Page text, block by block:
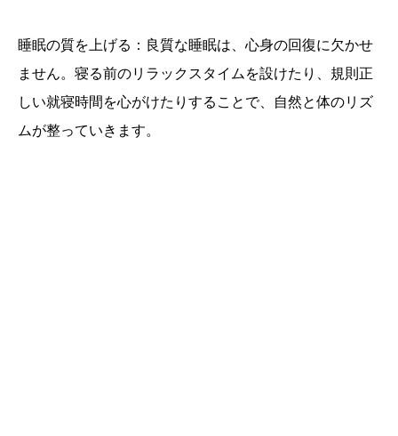
睡眠の質を上げる：良質な睡眠は、心身の回復に欠かせ
ません。寝る前のリラックスタイムを設けたり、規則正
しい就寝時間を心がけたりすることで、自然と体のリズ
ムが整っていきます。